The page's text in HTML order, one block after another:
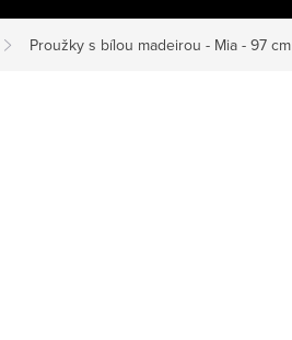
Proužky s bílou madeirou - Mia - 97 cm